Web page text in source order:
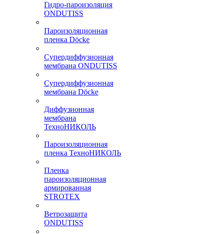
Гидро-пароизоляция
ONDUTISS
Пароизоляционная
пленка Döcke
Супердиффузионная
мембрана ONDUTISS
Супердиффузионная
мембрана Döcke
Диффузионная
мембрана
ТехноНИКОЛЬ
Пароизоляционная
пленка ТехноНИКОЛЬ
Пленка
пароизоляционная
армированная
STROTEX
Ветрозащита
ONDUTISS